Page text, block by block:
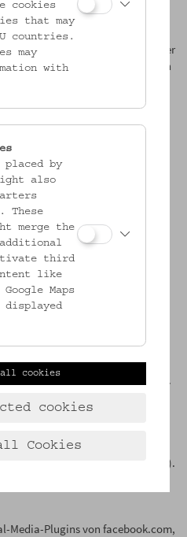
Daten zur Optimierung oder
nutzen, z.B. zur technischen
Darstellung der Newsletter oder
bestimmen aus welchen Ländern
nutzt die Daten unserer
um diese selbst anzuschreiben
Website, per E-Mail oder
Programmaussendungen per
wir Ihre E-Mail-Adresse und
dass Sie mit dem Bezug
lediglich zum Zwecke des
Vorgaben an den
Ihrer Abmeldung von den
Ihrer Einwilligung von uns
jederzeit widerrufen bzw.
Sie eine Nachricht an die E-
schicken oder uns in
Zeitschrift für Volkskunde (ÖZV).
Media-Plugins von facebook.com,
cookies
that may
countries.
may
with
placed by
also
These
merge the
third
like
Maps
all cookies
cookies
Cookies